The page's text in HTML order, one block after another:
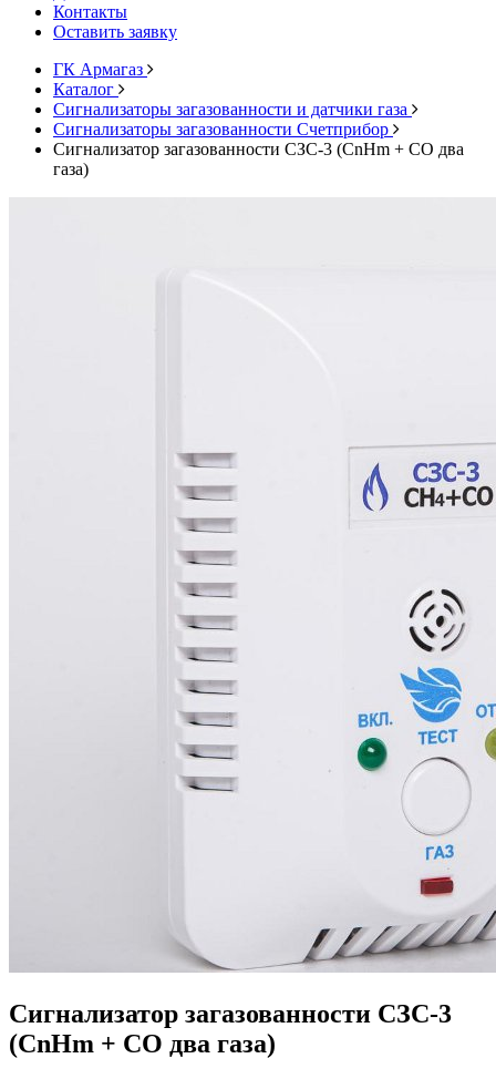
Контакты
Оставить заявку
ГК Армагаз
Каталог
Cигнализаторы загазованности и датчики газа
Сигнализаторы загазованности Счетприбор
Сигнализатор загазованности СЗС-3 (СnНm + СО два
газа)
Сигнализатор загазованности СЗС-3
(СnНm + СО два газа)